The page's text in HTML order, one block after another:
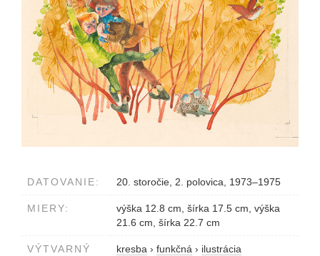
DATOVANIE: 20. storočie, 2. polovica, 1973–1975
MIERY:
výška 12.8 cm, šírka 17.5 cm, výška
21.6 cm, šírka 22.7 cm
VÝTVARNÝ
kresba › funkčná › ilustrácia